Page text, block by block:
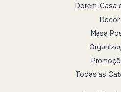
Doremi Casa
Decor
Mesa
Todas as